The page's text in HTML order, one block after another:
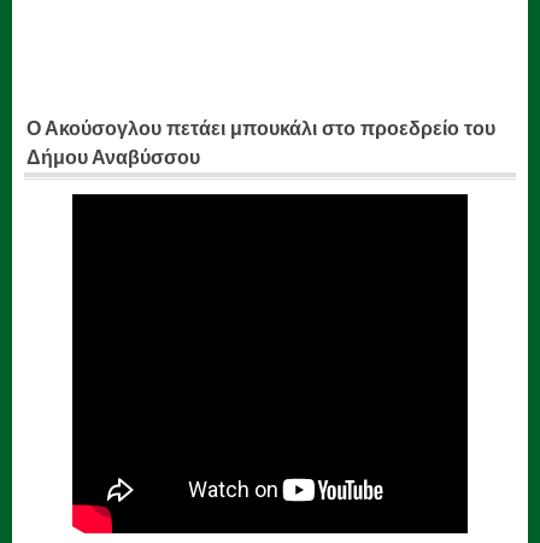
Ο Ακούσογλου πετάει μπουκάλι στο προεδρείο του
Δήμου Αναβύσσου